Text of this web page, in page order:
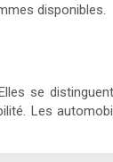
disponibles.
se
Les